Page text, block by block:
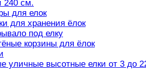
240 см.
для елок
для хранения ёлок
под елку
корзины для ёлок
уличные высотные елки от 3 до